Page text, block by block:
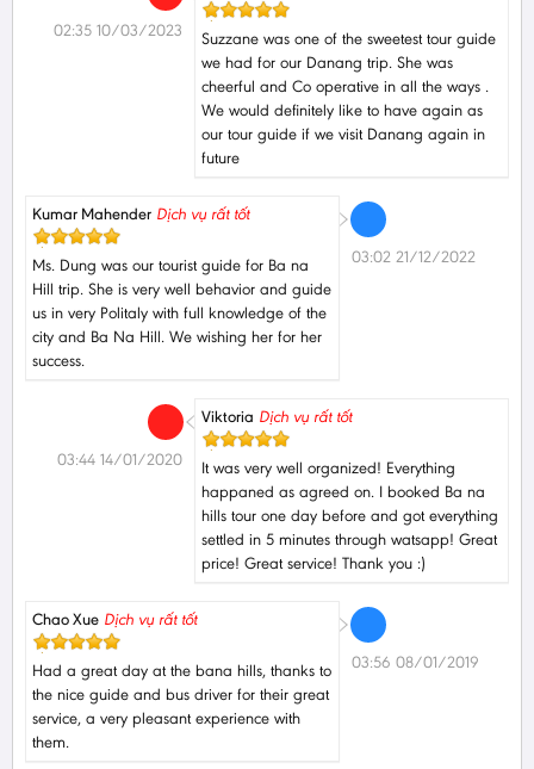
Suzzane was one of the sweetest tour guide
we had for our Danang trip. She was
cheerful and Co operative in all the ways .
We would definitely like to have again as
our tour guide if we visit Danang again in
future
02:35 10/03/2023
Kumar Mahender Dịch vụ rất tốt
Ms. Dung was our tourist guide for Ba na
Hill trip. She is very well behavior and guide
us in very Politaly with full knowledge of the
city and Ba Na Hill. We wishing her for her
success.
03:02 21/12/2022
Viktoria Dịch vụ rất tốt
It was very well organized! Everything
happaned as agreed on. I booked Ba na
hills tour one day before and got everything
settled in 5 minutes through watsapp! Great
price! Great service! Thank you :)
03:44 14/01/2020
Chao Xue Dịch vụ rất tốt
Had a great day at the bana hills, thanks to
the nice guide and bus driver for their great
service, a very pleasant experience with
them.
03:56 08/01/2019